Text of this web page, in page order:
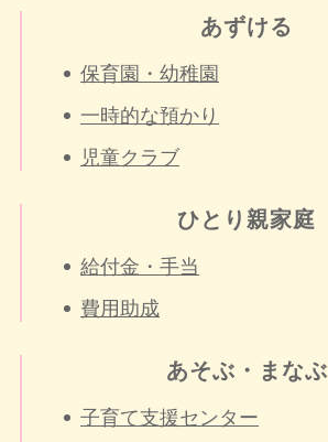
あずける
保育園・幼稚園
一時的な預かり
児童クラブ
ひとり親家庭
給付金・手当
費用助成
あそぶ・まなぶ
子育て支援センター